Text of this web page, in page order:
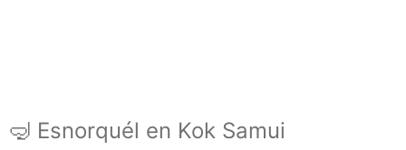
🤿 Esnorquél en Kok Samui